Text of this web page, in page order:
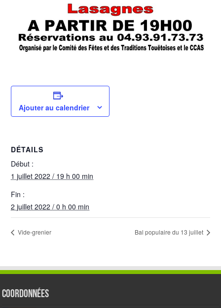
Ajouter au calendrier
DÉTAILS
Début :
1 juillet 2022 / 19 h 00 min
Fin :
2 juillet 2022 / 0 h 00 min
Vide-grenier Bal populaire du 13 juillet
Coordonnées